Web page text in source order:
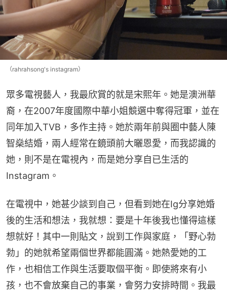
（rahrahsong's instagram）
眾多電視藝人，我最欣賞的就是宋熙年。她是澳洲華
裔，在2007年度國際中華小姐競選中奪得冠軍，並在
同年加入TVB，多作主持。她於兩年前與圈中藝人陳
智燊結婚，兩人經常在鏡頭前大曬恩愛，而我認識的
她，則不是在電視內，而是她分享自已生活的
Instagram。
在電視中，她甚少談到自己，但看到她在Ig分享她婚
後的生活和想法，我就想：要是十年後我也懂得這樣
想就好！其中一則貼文，說到工作與家庭，「野心勃
勃」的她就希望兩個世界都能圓滿。她熱愛她的工
作，也相信工作與生活要取個平衡。即使將來有小
孩，也不會放棄自己的事業，會努力安排時間。我最